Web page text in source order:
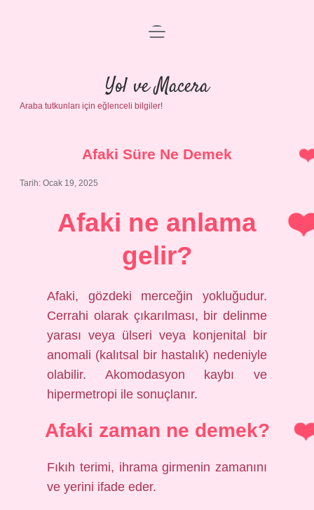
Anasayfa
Gizlilik Politikası
Yasal Uyarı
menüyü
Yol ve Macera
Araba tutkunları için eğlenceli bilgiler!
Afaki Süre Ne Demek
Tarih: Ocak 19, 2025
Afaki ne anlama
gelir?
Afaki, gözdeki merceğin yokluğudur.
Cerrahi olarak çıkarılması, bir delinme
yarası veya ülseri veya konjenital bir
anomali (kalıtsal bir hastalık) nedeniyle
olabilir. Akomodasyon kaybı ve
hipermetropi ile sonuçlanır.
Afaki zaman ne demek?
Fıkıh terimi, ihrama girmenin zamanını
ve yerini ifade eder.